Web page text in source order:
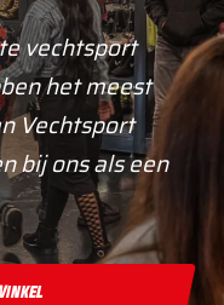
vechtsport
het meest
Vechtsport
bij ons als een